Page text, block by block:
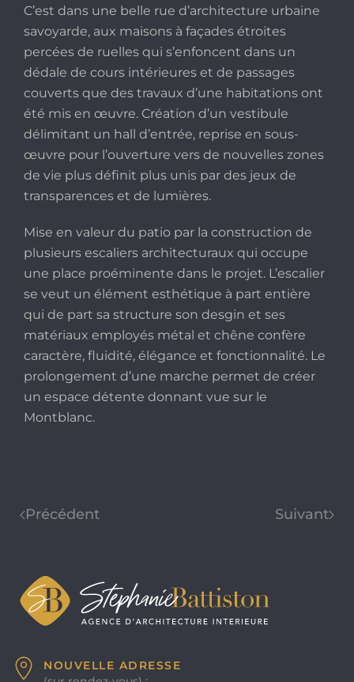
C’est dans une belle rue d’architecture urbaine
savoyarde, aux maisons à façades étroites
percées de ruelles qui s’enfoncent dans un
dédale de cours intérieures et de passages
couverts que des travaux d’une habitations ont
été mis en œuvre. Création d’un vestibule
délimitant un hall d’entrée, reprise en sous-
œuvre pour l’ouverture vers de nouvelles zones
de vie plus définit plus unis par des jeux de
transparences et de lumières.
Mise en valeur du patio par la construction de
plusieurs escaliers architecturaux qui occupe
une place proéminente dans le projet. L’escalier
se veut un élément esthétique à part entière
qui de part sa structure son desgin et ses
matériaux employés métal et chêne confère
caractère, fluidité, élégance et fonctionnalité. Le
prolongement d’une marche permet de créer
un espace détente donnant vue sur le
Montblanc.
Précédent Suivant
NOUVELLE ADRESSE